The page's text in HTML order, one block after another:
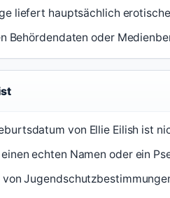
liefert hauptsächlich
Behördendaten oder
von Ellie Eilish ist
echten Namen oder ein
von